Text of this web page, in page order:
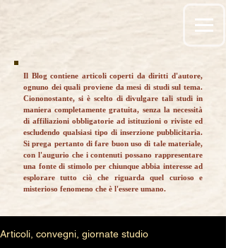
Il Blog contiene articoli coperti da diritti d'autore,
ognuno dei quali proviene da mesi di studi sul tema.
Ciononostante, si è scelto di divulgare tali studi in
maniera completamente gratuita, senza la necessità
di affiliazioni obbligatorie ad istituzioni o riviste ed
escludendo qualsiasi tipo di inserzione pubblicitaria.
Si prega pertanto di fare buon uso di tale materiale,
con l'augurio che i contenuti possano rappresentare
una fonte di stimolo per chiunque abbia interesse ad
esplorare tutto ciò che riguarda quel curioso e
misterioso fenomeno che è l'essere umano.
Articoli, convegni, giornate studio